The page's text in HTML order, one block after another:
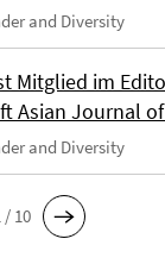
and Diversity
Mitglied im
Asian Journal
and Diversity
/ 10